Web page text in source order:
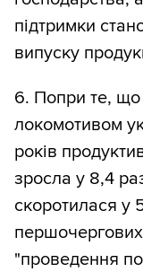
підтримки
випуску
6. Попри те,
локомотивом
років
зросла у 8,4
скоротилася у
"проведення